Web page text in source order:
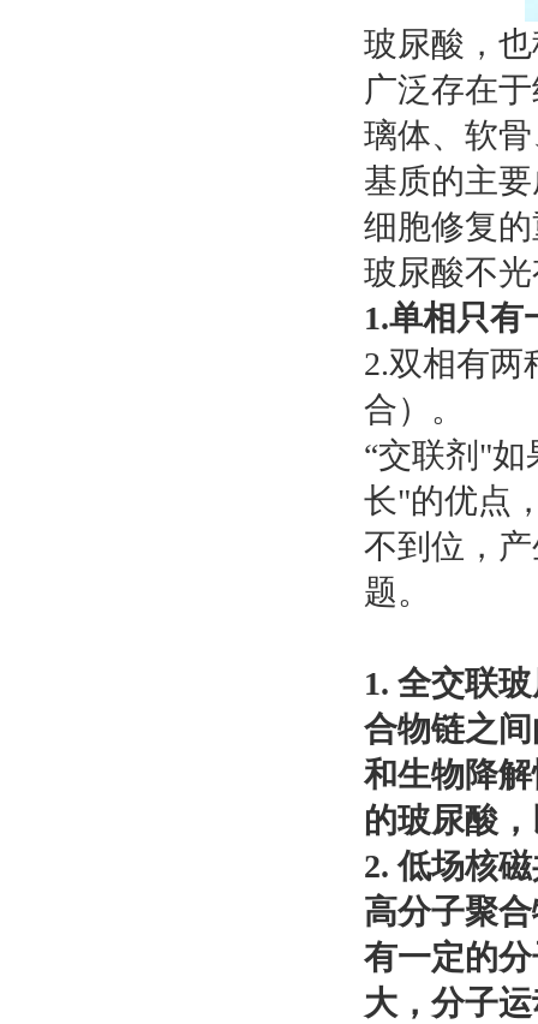
玻尿酸，
广泛存在
璃体、软
基质的主
细胞修复
玻尿酸不
1.单相只
2.双相有
合）。
“交联剂"
长"的优点
不到位，
题。
1. 全交联
合物链之
和生物降
的玻尿酸
2. 低场核
高分子聚
有一定的
大，分子